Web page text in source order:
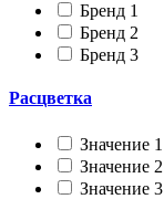
Бренд 1
Бренд 2
Бренд 3
Расцветка
Значение 1
Значение 2
Значение 3